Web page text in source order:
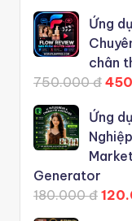
Ứng
chân
750.000 đ
Ứng
Generator
180.000 đ